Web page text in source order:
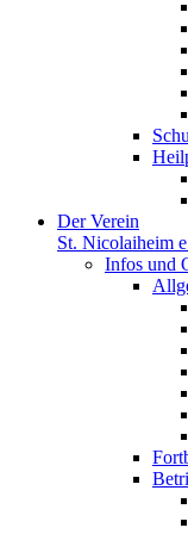
Der Verein
St. Nicolaiheim
Infos und